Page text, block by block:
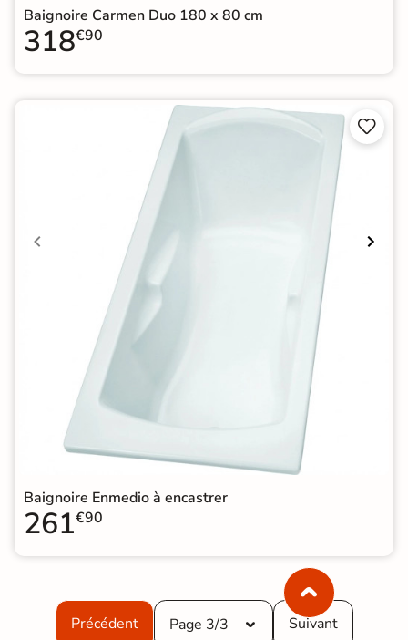
Baignoire Carmen Duo 180 x 80 cm
318€90


Baignoire Enmedio à encastrer
261€90
Précédent Page 3/3 Suivant